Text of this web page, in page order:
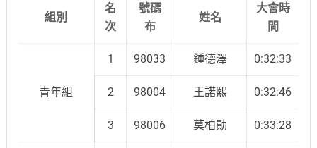
組別
名
次
號碼
布
姓名
大會時
間
青年組
1 98033 鍾德澤 0:32:33
2 98004 王諾熙 0:32:46
3 98006 莫柏勛 0:33:28